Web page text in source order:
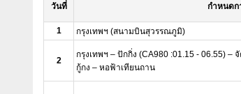
วันที่ กำหนดก
1 กรุงเทพฯ (สนามบินสุวรรณภูมิ)
2
กรุงเทพฯ – ปักกิ่ง (CA980 :01.15 - 06.55) –
กู้กง – หอฟ้าเทียนถาน